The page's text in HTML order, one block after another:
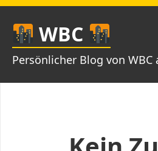
Zum
Inhalt
springenWBC
Persönlicher Blog von WBC